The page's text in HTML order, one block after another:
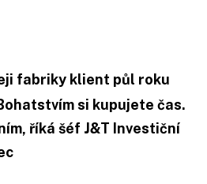
fabriky klient půl roku
si kupujete čas.
říká šéf J&T Investiční